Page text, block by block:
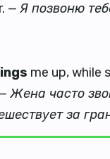
— Я позвоню
me up, while
Жена часто
за